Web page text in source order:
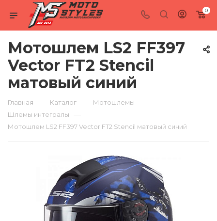
0
Мотошлем LS2 FF397
Vector FT2 Stencil
матовый синий
Главная — Каталог — Мотошлемы —
Шлемы интегралы —
Мотошлем LS2 FF397 Vector FT2 Stencil матовый синий